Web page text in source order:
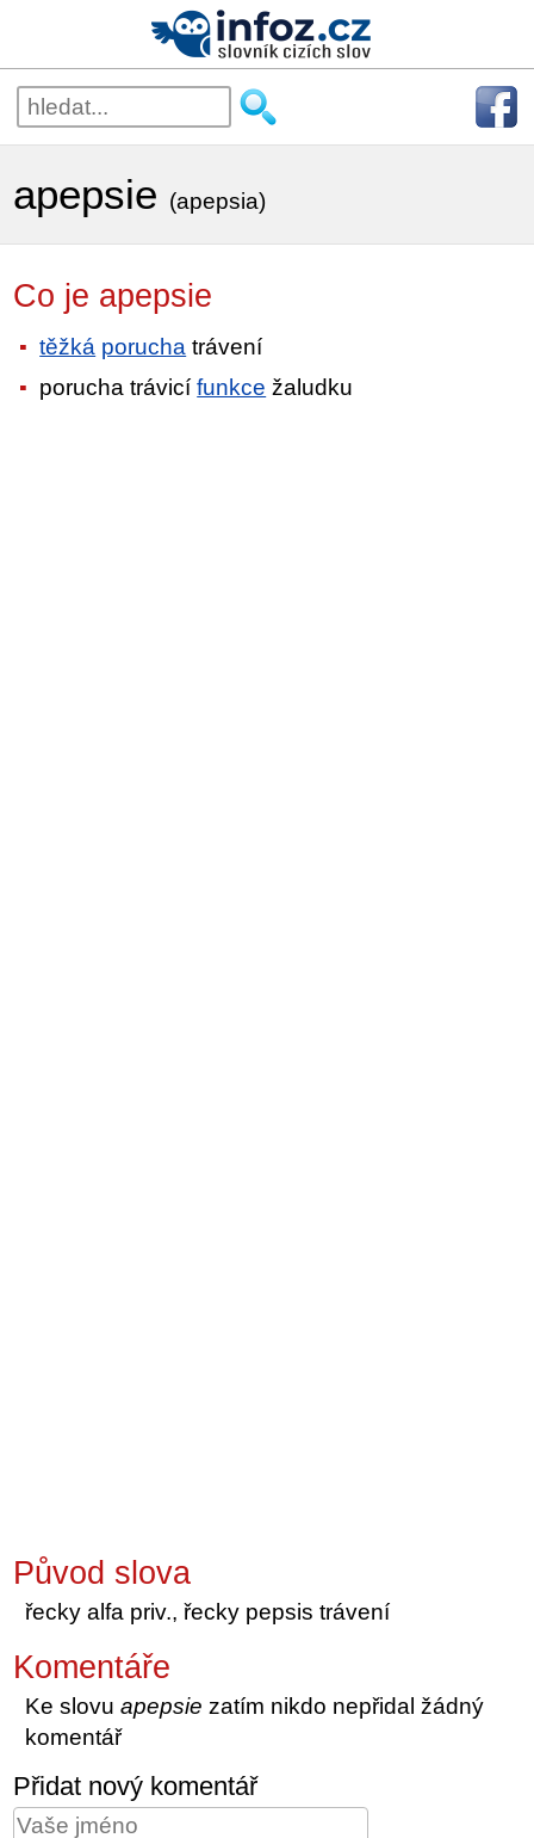
apepsie (apepsia)
Co je apepsie
těžká porucha trávení
porucha trávicífunkce žaludku
Původ slova
řecky alfa priv., řecky pepsis trávení
Komentáře
Ke slovuapepsie zatím nikdo nepřidal žádný
komentář
Přidat nový komentář